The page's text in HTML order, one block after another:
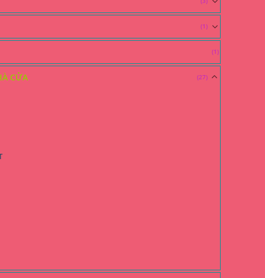
(1)
(1)
CỬA (27)